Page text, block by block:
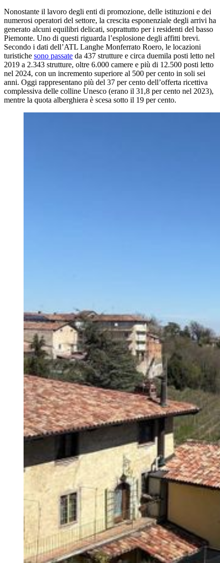
Nonostante il lavoro degli enti di promozione, delle istituzioni e dei
numerosi operatori del settore, la crescita esponenziale degli arrivi ha
generato alcuni equilibri delicati, soprattutto per i residenti del basso
Piemonte. Uno di questi riguarda l’esplosione degli affitti brevi.
Secondo i dati dell’ATL Langhe Monferrato Roero, le locazioni
turistiche sono passate da 437 strutture e circa duemila posti letto nel
2019 a 2.343 strutture, oltre 6.000 camere e più di 12.500 posti letto
nel 2024, con un incremento superiore al 500 per cento in soli sei
anni. Oggi rappresentano più del 37 per cento dell’offerta ricettiva
complessiva delle colline Unesco (erano il 31,8 per cento nel 2023),
mentre la quota alberghiera è scesa sotto il 19 per cento.